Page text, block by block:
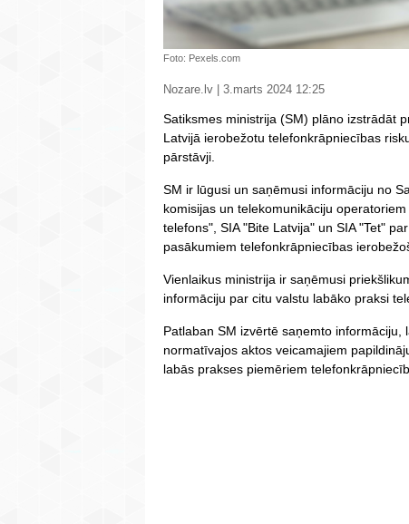
Foto: Pexels.com
Nozare.lv | 3.marts 2024 12:25
Satiksmes ministrija (SM) plāno izstrādāt
Latvijā ierobežotu telefonkrāpniecības
pārstāvji.
SM ir lūgusi un saņēmusi informāciju no
komisijas un telekomunikāciju
telefons", SIA "Bite Latvija" un SIA "Tet"
pasākumiem telefonkrāpniecības
Vienlaikus ministrija ir saņēmusi
informāciju par citu valstu labāko praksi
Patlaban SM izvērtē saņemto informāciju,
normatīvajos aktos veicamajiem
labās prakses piemēriem